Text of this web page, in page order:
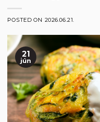
POSTED ON 2026.06.21.
21
jún